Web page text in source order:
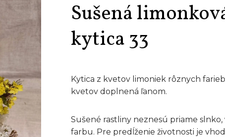
Sušená
kytica 33
Kytica z kvetov limoniek rôznych
kvetov doplnená ľanom.
Sušené rastliny neznesú priame slnko,
farbu. Pre predĺženie životnosti je